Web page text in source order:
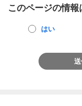
このページの情報
はい